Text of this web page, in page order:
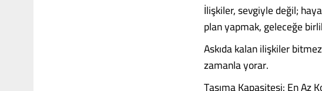
İlişkiler, sevgiyle değil;
plan yapmak, geleceğe
Askıda kalan ilişkiler
zamanla yorar.